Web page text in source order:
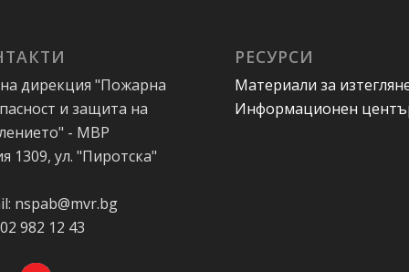
дирекция "Пожарна
и защита на
- МВР
1309, ул. "Пиротска"
nspab@mvr.bg
982 12 43
РЕСУРСИ
Материали за
Информационен